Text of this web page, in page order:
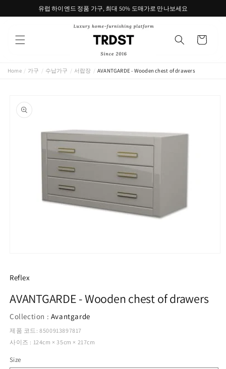
로 건너유럽 하이엔드 정품 가구, 최대 50% 도매가로 만나보세요
트
Home / 가구 / 수납가구 / 서랍장 / AVANTGARDE - Wooden chest of drawers
보로 건
너뛰기
에
미
디
1
열
Reflex
AVANTGARDE - Wooden chest of drawers
Collection : Avantgarde
제품 코드: 8500913897817
사이즈 : 124cm × 35cm × 217cm
Size